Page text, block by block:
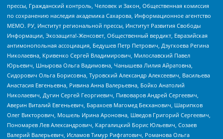
прессы, Гражданский контроль, Человек и Закон, Общественная комиссия
по сохранению наследия академика Сахарова, Информационное агентство
МЕМО. РУ, Институт региональной прессы, Институт Развития Свободы
Информации, Экозащита!-Женсовет, Общественный вердикт, Евразийская
антимонопольная ассоциация, Бедушев Петр Петрович, Дзугкоева Регина
Николаевна, Кривенко Сергей Владимирович, Милославский Павел
Юрьевич, Шнырова Ольга Вадимовна, Чанышева Лилия Айратовна,
Сидорович Ольга Борисовна, Туровский Александр Алексеевич, Васильева
Анастасия Евгеньевна, Ривина Анна Валерьевна, Бойко Анатолий
Николаевич, Дугин Сергей Георгиевич, Пивоваров Андрей Сергеевич,
Аверин Виталий Евгеньевич, Барахоев Магомед Бекханович, Шарипков
Олег Викторович, Мошель Ирина Ароновна, Шведов Григорий Сергеевич,
Пономарев Лев Александрович, Каргалицкий Борис Юльевич, Созаев
Валерий Валерьевич, Исламов Тимур Рифгатович, Романова Ольга